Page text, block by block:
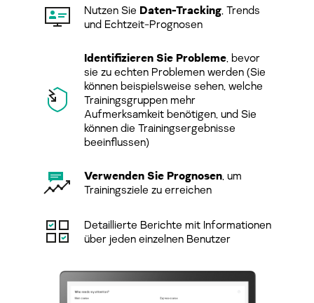
Nutzen Sie Daten-Tracking , Trends
und Echtzeit-Prognosen
Identifizieren Sie Probleme , bevor
sie zu echten Problemen werden (Sie
können beispielsweise sehen, welche
Trainingsgruppen mehr
Aufmerksamkeit benötigen, und Sie
können die Trainingsergebnisse
beeinflussen)
Verwenden Sie Prognosen , um
Trainingsziele zu erreichen
Detaillierte Berichte mit Informationen
über jeden einzelnen Benutzer